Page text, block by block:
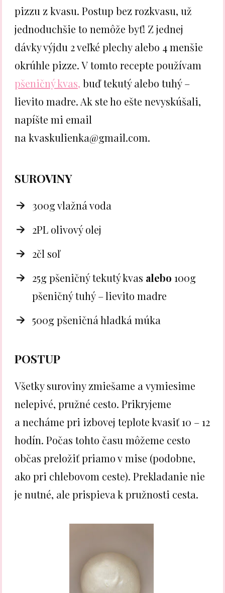
pizzu z kvasu. Postup bez rozkvasu, už
jednoduchšie to nemôže byť! Z jednej
dávky výjdu 2 veľké plechy alebo 4 menšie
okrúhle pizze. V tomto recepte používam
pšeničný kvas, buď tekutý alebo tuhý –
lievito madre. Ak ste ho ešte nevyskúšali,
napíšte mi email
na kvaskulienka@gmail.com.
SUROVINY
300g vlažná voda
2PL olivový olej
2čl soľ
25g pšeničný tekutý kvas alebo100g
pšeničný tuhý – lievito madre
500g pšeničná hladká múka
POSTUP
Všetky suroviny zmiešame a vymiesime
nelepivé, pružné cesto. Prikryjeme
a necháme pri izbovej teplote kvasiť 10 – 12
hodín. Počas tohto času môžeme cesto
občas preložiť priamo v mise (podobne,
ako pri chlebovom ceste). Prekladanie nie
je nutné, ale prispieva k pružnosti cesta.